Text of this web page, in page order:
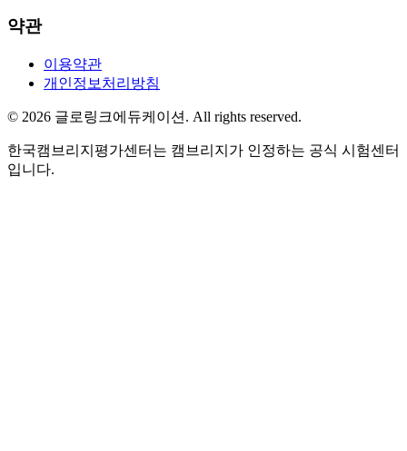
약관
이용약관
개인정보처리방침
© 2026 글로링크에듀케이션 . All rights reserved.
한국캠브리지평가센터는 캠브리지가 인정하는 공식 시험센터
입니다.